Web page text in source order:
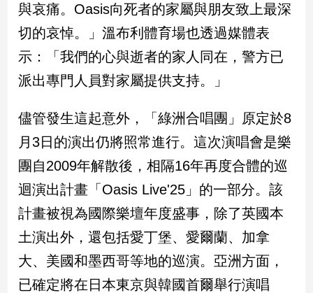
方
新
冠
病
專
南
台
灣
觀
南
台
灣
與哀痛。Oasis向死者的家屬與朋友致上最深
切的哀悼。」溫布利體育場也透過媒體表
示：「我們的心與逝者的家人同在，警方已
派出專門人員對家屬提供支持。」
儘管發生這起意外，「綠洲合唱團」原定於8
月3日的演出仍將照常進行。這次演唱會是樂
團自2009年解散後，相隔16年再度合體的巡
迴演出計畫「Oasis Live'25」的一部分。該
計畫被視為國際樂壇年度盛事，除了英國本
土演出外，還包括愛丁堡、愛爾蘭、加拿
大、美國和墨西哥等地的巡演。亞洲方面，
已確定將在日本東京與韓國首爾舉行演唱